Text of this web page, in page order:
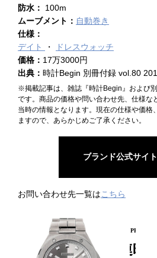
防水： 100m
ムーブメント： 自動巻き
仕様：
デイト
ドレスウォッチ
価格： 17万3000円
出典： 時計Begin 別冊付録 vol.80
※掲載記事は、雑誌『時計Begin』および
です。商品の価格や問い合わせ先、仕様な
当時の情報となります。現在の仕様や価格
ますので、あらかじめご了承ください。
ブランド公式サイ
お問い合わせ先一覧はこちら
PICKUP PRODUCT
関連時計